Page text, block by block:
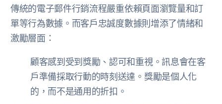
傳統的電子郵件行銷流程嚴重依賴頁面瀏覽量和訂
單等行為數據。而客戶忠誠度數據則增添了情緒和
激勵層面：
顧客感到受到獎勵、認可和重視。訊息會在客
戶準備採取行動的時刻送達。獎勵是個人化
的，而不是通用的折扣。